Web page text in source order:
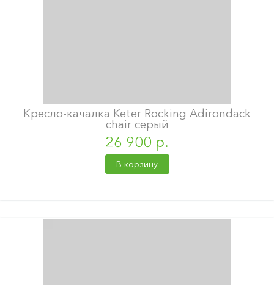
Кресло-качалка Keter Rocking Adirondack
chair серый
26 900 р.
В корзину